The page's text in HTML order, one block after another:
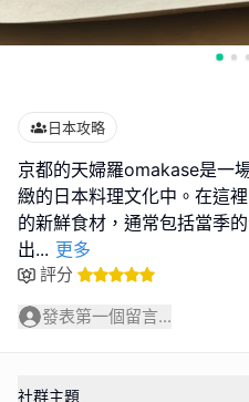
日本攻略
京都的天婦羅omakase是一
緻的日本料理文化中。在這
的新鮮食材，通常包括當季
出... 更多
評分
發表第一個留言...
社群主題